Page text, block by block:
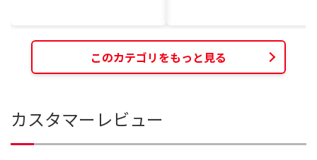
このカテゴリをもっと見る
カスタマーレビュー